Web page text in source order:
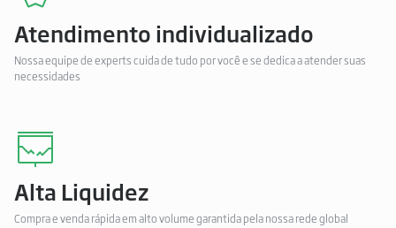
Atendimento individualizado
Nossa equipe de experts cuida de tudo por você e se dedica a atender suas
necessidades
Alta Liquidez
Compra e venda rápida em alto volume garantida pela nossa rede global